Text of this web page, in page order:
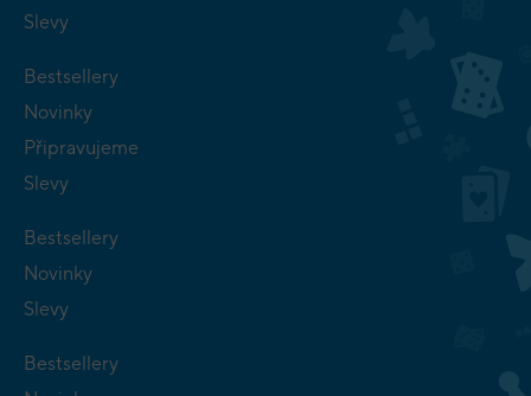
Slevy
Bestsellery
Novinky
Připravujeme
Slevy
Bestsellery
Novinky
Slevy
Bestsellery